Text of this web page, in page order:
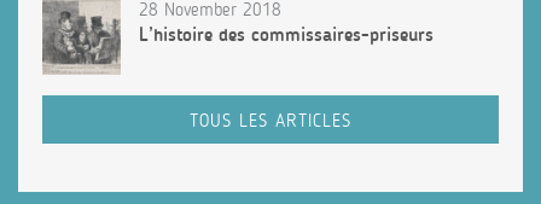
28 November 2018
L’histoire des commissaires-priseurs
TOUS LES ARTICLES